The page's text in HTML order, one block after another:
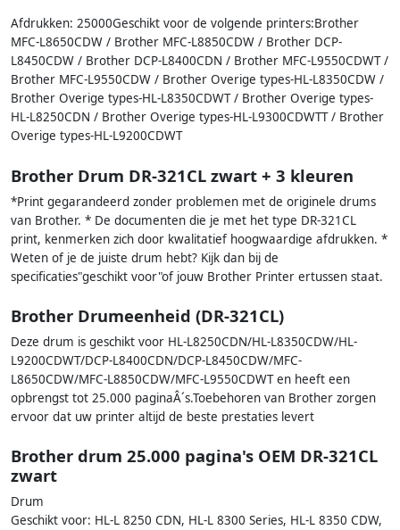
Afdrukken: 25000Geschikt voor de volgende printers:Brother
MFC-L8650CDW / Brother MFC-L8850CDW / Brother DCP-
L8450CDW / Brother DCP-L8400CDN / Brother MFC-L9550CDWT /
Brother MFC-L9550CDW / Brother Overige types-HL-L8350CDW /
Brother Overige types-HL-L8350CDWT / Brother Overige types-
HL-L8250CDN / Brother Overige types-HL-L9300CDWTT / Brother
Overige types-HL-L9200CDWT
Brother Drum DR-321CL zwart + 3 kleuren
*Print gegarandeerd zonder problemen met de originele drums
van Brother. * De documenten die je met het type DR-321CL
print, kenmerken zich door kwalitatief hoogwaardige afdrukken. *
Weten of je de juiste drum hebt? Kijk dan bij de
specificaties"geschikt voor"of jouw Brother Printer ertussen staat.
Brother Drumeenheid (DR-321CL)
Deze drum is geschikt voor HL-L8250CDN/HL-L8350CDW/HL-
L9200CDWT/DCP-L8400CDN/DCP-L8450CDW/MFC-
L8650CDW/MFC-L8850CDW/MFC-L9550CDWT en heeft een
opbrengst tot 25.000 paginaÂ´s.Toebehoren van Brother zorgen
ervoor dat uw printer altijd de beste prestaties levert
Brother drum 25.000 pagina's OEM DR-321CL
zwart
Drum
Geschikt voor: HL-L 8250 CDN, HL-L 8300 Series, HL-L 8350 CDW,